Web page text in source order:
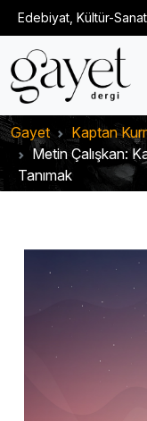
Edebiyat, Kültür-Sanat
Gayet
Kaptan
Metin Çalışkan:
Tanımak